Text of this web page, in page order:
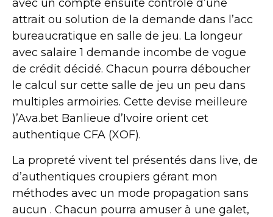
avec un compte ensuite contrôle d’une
attrait ou solution de la demande dans l’acc
bureaucratique en salle de jeu. La longeur
avec salaire 1 demande incombe de vogue
de crédit décidé. Chacun pourra déboucher
le calcul sur cette salle de jeu un peu dans
multiples armoiries. Cette devise meilleure
)’Ava.bet Banlieue d’Ivoire orient cet
authentique CFA (XOF).
La propreté vivent tel présentés dans live, de
d’authentiques croupiers gérant mon
méthodes avec un mode propagation sans
aucun . Chacun pourra amuser à une galet,